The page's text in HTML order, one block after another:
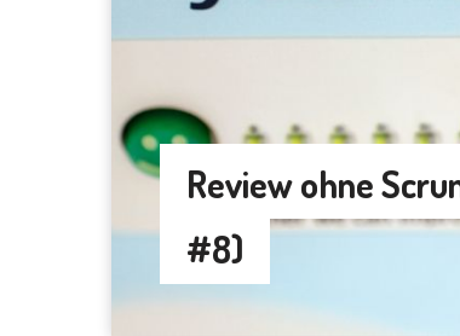
Review ohne
#8)